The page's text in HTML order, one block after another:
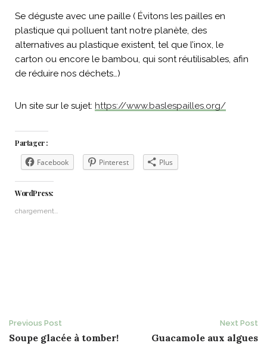
Se déguste avec une paille ( Évitons les pailles en
plastique qui polluent tant notre planète, des
alternatives au plastique existent, tel que l’inox, le
carton ou encore le bambou, qui sont réutilisables, afin
de réduire nos déchets…)
Un site sur le sujet: https://www.baslespailles.org/
Partager :
Facebook Pinterest Plus
WordPress:
chargement…
Post
Previous Post
Soupe glacée à tomber!
Next Post
Guacamole aux algues